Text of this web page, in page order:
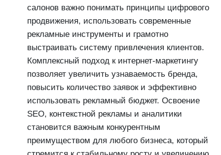
салонов важно понимать принципы цифрового
продвижения, использовать современные
рекламные инструменты и грамотно
выстраивать систему привлечения клиентов.
Комплексный подход к интернет-маркетингу
позволяет увеличить узнаваемость бренда,
повысить количество заявок и эффективно
использовать рекламный бюджет. Освоение
SEO, контекстной рекламы и аналитики
становится важным конкурентным
преимуществом для любого бизнеса, который